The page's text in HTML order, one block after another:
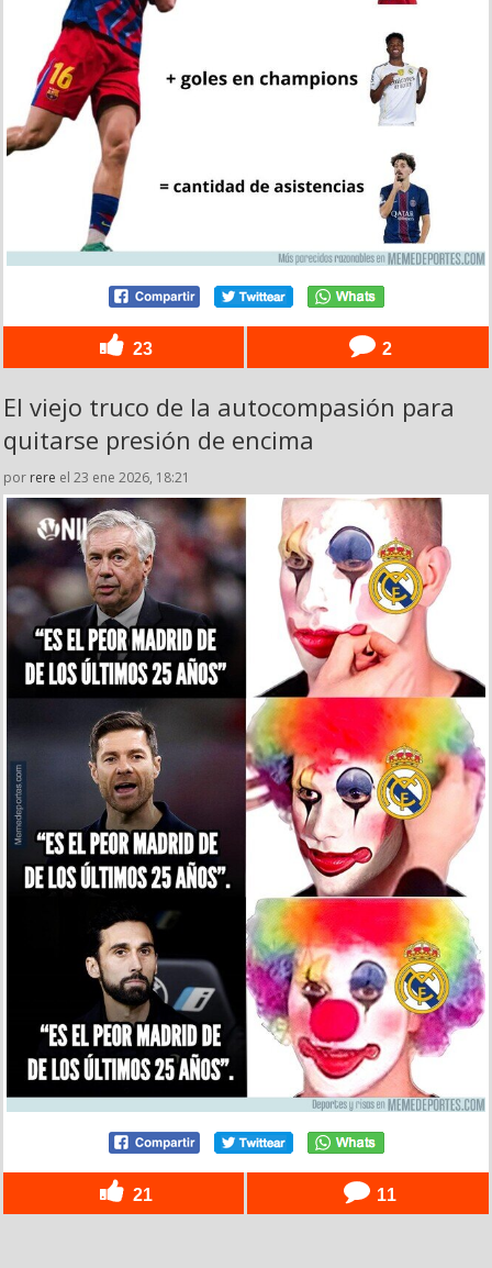
23 2
El viejo truco de la autocompasión para
quitarse presión de encima
por rere el 23 ene 2026, 18:21
21 11